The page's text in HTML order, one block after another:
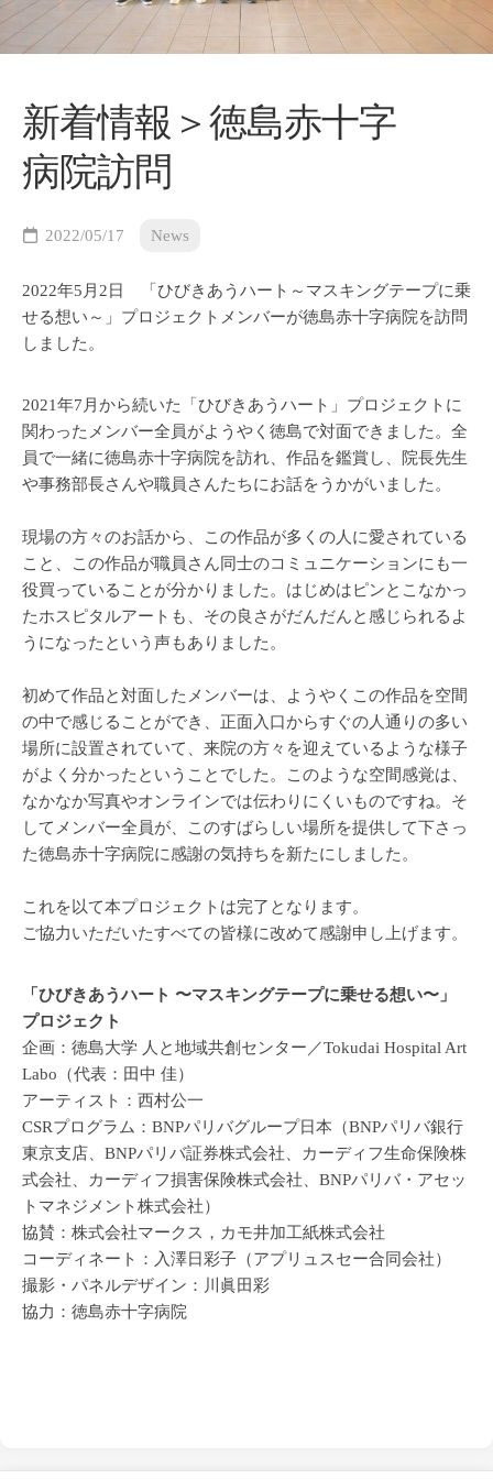
新着情報＞徳島赤十字
病院訪問
2022/05/17 News
2022年5月2日 「ひびきあうハート～マスキングテープに乗
せる想い～」プロジェクトメンバーが徳島赤十字病院を訪問
しました。
2021年7月から続いた「ひびきあうハート」プロジェクトに
関わったメンバー全員がようやく徳島で対面できました。全
員で一緒に徳島赤十字病院を訪れ、作品を鑑賞し、院長先生
や事務部長さんや職員さんたちにお話をうかがいました。
現場の方々のお話から、この作品が多くの人に愛されている
こと、この作品が職員さん同士のコミュニケーションにも一
役買っていることが分かりました。はじめはピンとこなかっ
たホスピタルアートも、その良さがだんだんと感じられるよ
うになったという声もありました。
初めて作品と対面したメンバーは、ようやくこの作品を空間
の中で感じることができ、正面入口からすぐの人通りの多い
場所に設置されていて、来院の方々を迎えているような様子
がよく分かったということでした。このような空間感覚は、
なかなか写真やオンラインでは伝わりにくいものですね。そ
してメンバー全員が、このすばらしい場所を提供して下さっ
た徳島赤十字病院に感謝の気持ちを新たにしました。
これを以て本プロジェクトは完了となります。
ご協力いただいたすべての皆様に改めて感謝申し上げます。
「ひびきあうハート 〜マスキングテープに乗せる想い〜」
プロジェクト
企画：徳島大学 人と地域共創センター／Tokudai Hospital Art
Labo（代表：田中 佳）
アーティスト：西村公一
CSRプログラム：BNPパリバグループ日本（BNPパリバ銀⾏
東京⽀店、BNPパリバ証券株式会社、カーディフ⽣命保険株
式会社、カーディフ損害保険株式会社、BNPパリバ・アセッ
トマネジメント株式会社）
協賛：株式会社マークス，カモ井加工紙株式会社
コーディネート：入澤日彩子（アプリュスセー合同会社）
撮影・パネルデザイン：川眞田彩
協力：徳島赤十字病院